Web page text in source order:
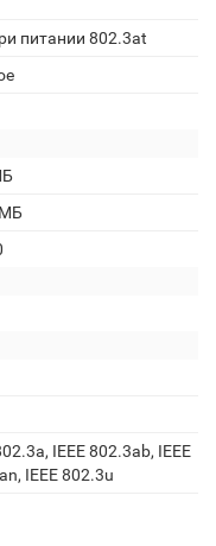
питании 802.3at
IEEE 802.3ab, IEEE
IEEE 802.3u